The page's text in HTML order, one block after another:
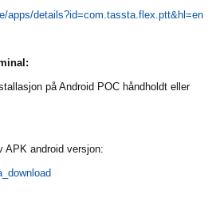
apps/details?id=com.tassta.flex.ptt&hl=en
på Android POC håndholdt eller
APK android versjon: